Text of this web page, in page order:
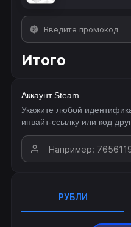
Итого
Аккаунт Steam
Укажите любой
инвайт-ссылку или код
РУБЛИ